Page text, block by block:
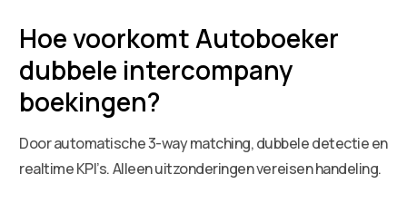
Hoe voorkomt Autoboeker
dubbele intercompany
boekingen?
Door automatische 3-way matching, dubbele detectie en
realtime KPI’s. Alleen uitzonderingen vereisen handeling.